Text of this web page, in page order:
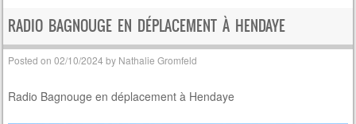
RADIO BAGNOUGE EN DÉPLACEMENT À HENDAYE
Posted on02/10/2024 by Nathalie Gromfeld
Radio Bagnouge en déplacement à Hendaye